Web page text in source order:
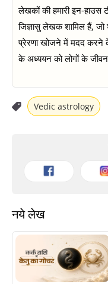
लेखकों की हमारी इन-हाउस
जिज्ञासु लेखक शामिल हैं,
प्रेरणा खोजने में मदद करने के
के अध्ययन को लोगों के जीवन
Vedic astrology
नये लेख